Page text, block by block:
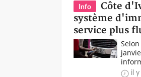
Info
Côte
système
service plus
il